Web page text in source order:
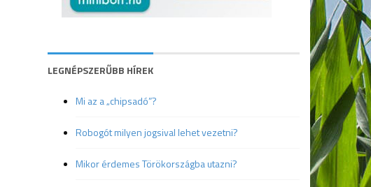
LEGNÉPSZERŰBB HÍREK
Mi az a „chipsadó”?
Robogót milyen jogsival lehet vezetni?
Mikor érdemes Törökországba utazni?